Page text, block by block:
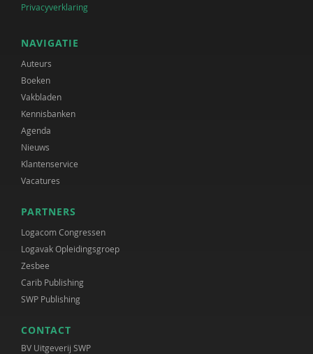
Privacyverklaring
NAVIGATIE
Auteurs
Boeken
Vakbladen
Kennisbanken
Agenda
Nieuws
Klantenservice
Vacatures
PARTNERS
Logacom Congressen
Logavak Opleidingsgroep
Zesbee
Carib Publishing
SWP Publishing
CONTACT
BV Uitgeverij SWP